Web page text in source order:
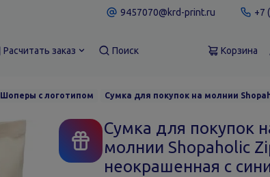
9457070@krd-print.ru +7
Расчитать заказ Поиск Корзина
Шоперы с логотипом Сумка для покупок на молнии
Сумка для покупок
молнии Shopaholic
неокрашенная с